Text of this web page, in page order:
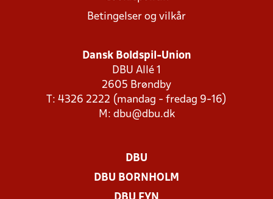
Betingelser og vilkår
Dansk Boldspil-Union
DBU Allé 1
2605 Brøndby
T: 4326 2222 (mandag - fredag 9-16)
M: dbu@dbu.dk
DBU
DBU BORNHOLM